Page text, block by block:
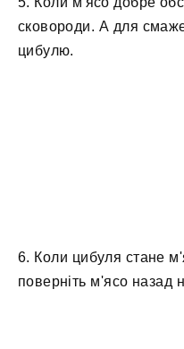
сковороди. А для
цибулю.
6. Коли цибуля стане
поверніть м'ясо назад